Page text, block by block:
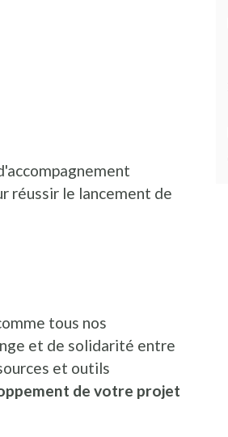
réussir le lancement de
tous nos
et de solidarité entre
et outils
de votre projet